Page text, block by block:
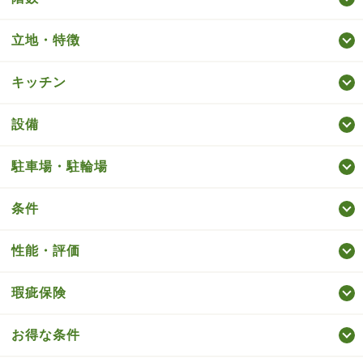
立地・特徴
キッチン
設備
駐車場・駐輪場
条件
性能・評価
瑕疵保険
お得な条件